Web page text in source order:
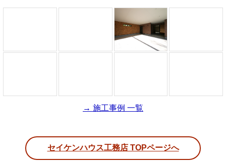
→ 施工事例 一覧
セイケンハウス工務店 TOPページへ